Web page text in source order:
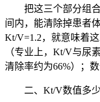
把这三个部分组
间内，能清除掉患者
Kt/V=1.2，就意味着
（专业上，Kt/V与尿
清除率约为66%）；
二、Kt/V数值多